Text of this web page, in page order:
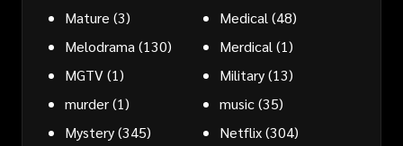
Mature (3) Medical(48)
Melodrama(130) Merdical(1)
MGTV(1) Military(13)
murder(1) music(35)
Mystery(345) Netflix(304)